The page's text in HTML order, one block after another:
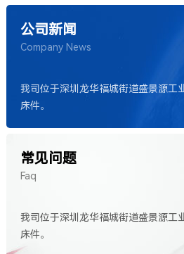
公司新闻
Company News
我司位于深圳龙华福城街道盛景源工
床件。
常见问题
Faq
我司位于深圳龙华福城街道盛景源工
床件。